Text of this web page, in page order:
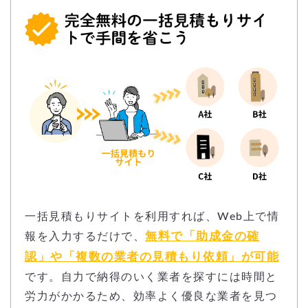
一括見積もりサイトを利用すれば、Web上で情
報を入力するだけで、 無料で「助成金の確
認」や「複数の業者の見積もり依頼」が可能
です。自力で納得のいく業者を探すには時間と
労力がかかるため、効率よく優良な業者を見つ